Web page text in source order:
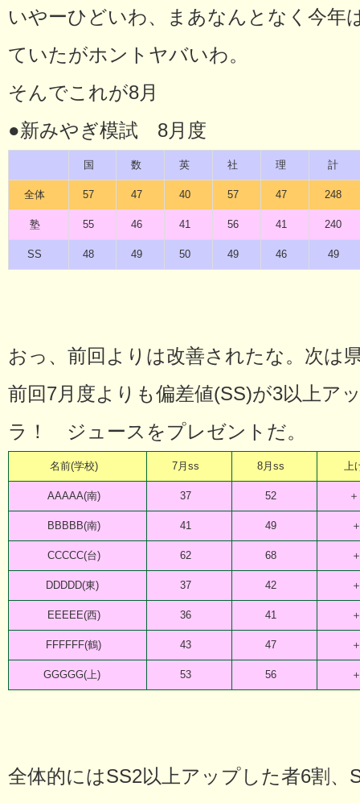
いやーひどいわ、まあなんとなく今年
ていたがホントヤバいわ。
そんでこれが8月
●新みやぎ模試 8月度
国 数 英 社 理 計
全体 57 47 40 57 47 248
塾 55 46 41 56 41 240
SS 48 49 50 49 46 49
おっ、前回よりは改善されたな。次は
前回7月度よりも偏差値(SS)が3以上ア
ラ！ ジュースをプレゼントだ。
名前(学校) 7月ss 8月ss 上
AAAAA(南) 37 52
BBBBB(南) 41 49
CCCCC(台) 62 68
DDDDD(東) 37 42
EEEEE(西) 36 41
FFFFFF(鶴) 43 47
GGGGG(上) 53 56
全体的にはSS2以上アップした者6割、